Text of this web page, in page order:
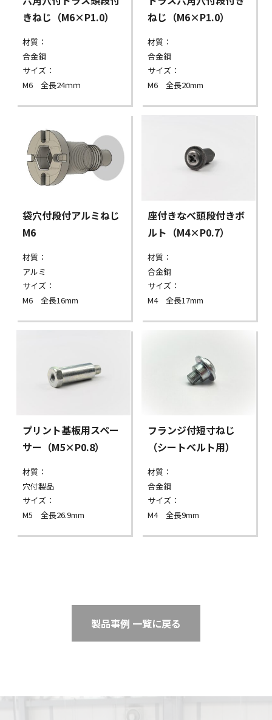
きねじ（M6×P1.0）
材質：
合金鋼
サイズ：
M6 全長24ｍｍ
ねじ（M6×P1.0）
材質：
合金鋼
サイズ：
M6 全長20mm
袋穴付段付アルミねじ
M6
材質：
アルミ
サイズ：
M6 全長16mm
座付きなべ頭段付きボ
ルト（M4×P0.7）
材質：
合金鋼
サイズ：
M4 全長17mm
プリント基板用スペー
サー（M5×P0.8）
材質：
穴付製品
サイズ：
M5 全長26.9mm
フランジ付短寸ねじ
（シートベルト用）
材質：
合金鋼
サイズ：
M4 全長9mm
製品事例 一覧に戻る